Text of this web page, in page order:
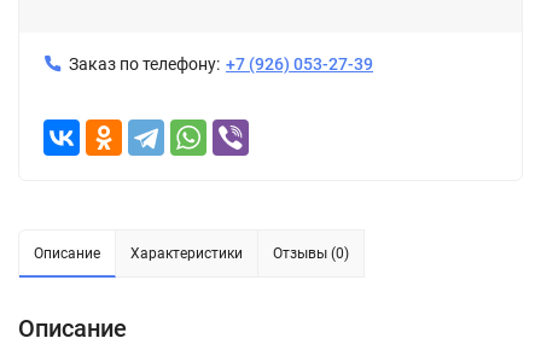
Заказ по телефону: +7 (926) 053-27-39
Описание Характеристики Отзывы (0)
Описание